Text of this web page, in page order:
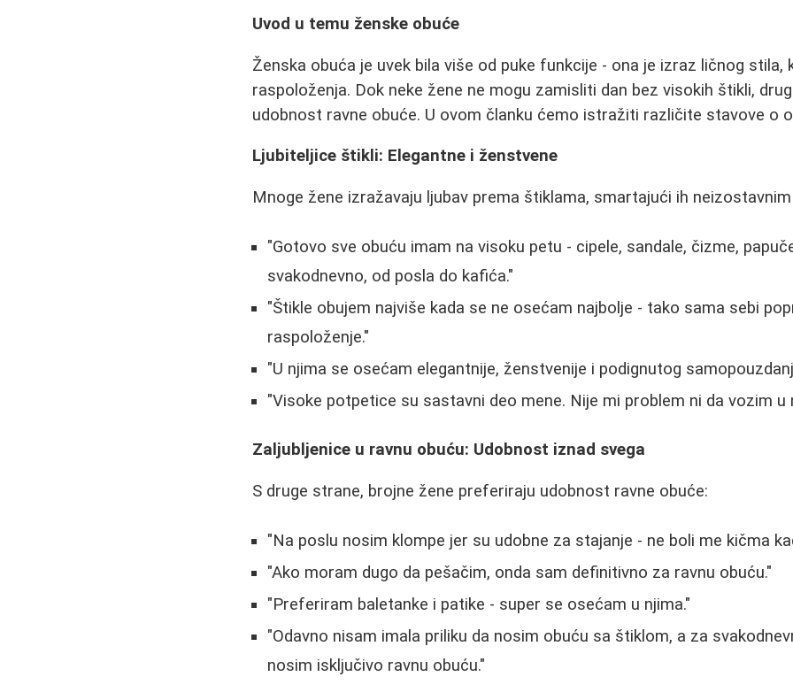
Uvod u temu ženske obuće
Ženska obuća je uvek bila više od puke funkcije - ona je izraz ličnog stila,
raspoloženja. Dok neke žene ne mogu zamisliti dan bez visokih štikli,
udobnost ravne obuće. U ovom članku ćemo istražiti različite stavove o
Ljubiteljice štikli: Elegantne i ženstvene
Mnoge žene izražavaju ljubav prema štiklama, smartajući ih
"Gotovo sve obuću imam na visoku petu - cipele, sandale, čizme,
svakodnevno, od posla do kafića."
"Štikle obujem najviše kada se ne osećam najbolje - tako sama sebi
raspoloženje."
"U njima se osećam elegantnije, ženstvenije i podignutog
"Visoke potpetice su sastavni deo mene. Nije mi problem ni da vozim u
Zaljubljenice u ravnu obuću: Udobnost iznad svega
S druge strane, brojne žene preferiraju udobnost ravne obuće:
"Na poslu nosim klompe jer su udobne za stajanje - ne boli me kičma
"Ako moram dugo da pešačim, onda sam definitivno za ravnu obuću."
"Preferiram baletanke i patike - super se osećam u njima."
"Odavno nisam imala priliku da nosim obuću sa štiklom, a za
nosim isključivo ravnu obuću."